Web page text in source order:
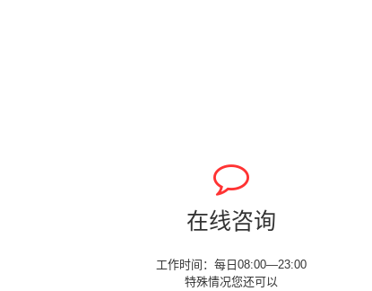
在线咨询
工作时间：每日08:00—23:00
特殊情况您还可以